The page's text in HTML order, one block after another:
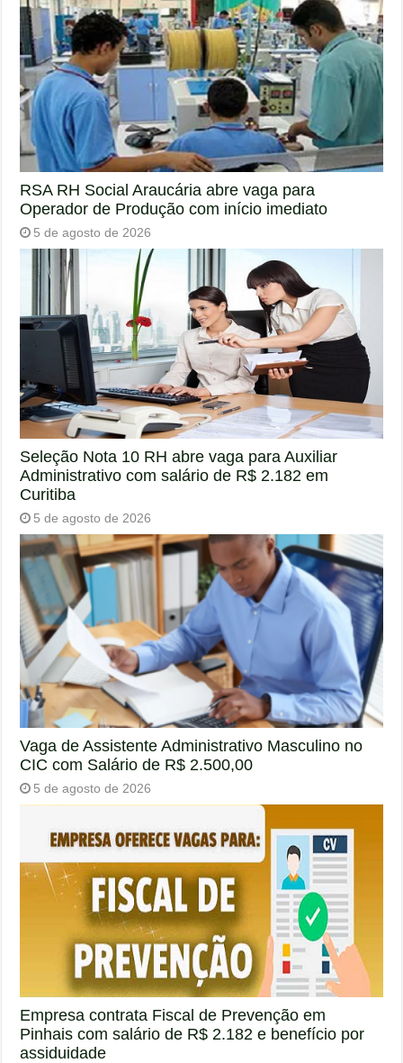
RSA RH Social Araucária abre vaga para
Operador de Produção com início imediato
5 de agosto de 2026
Seleção Nota 10 RH abre vaga para Auxiliar
Administrativo com salário de R$ 2.182 em
Curitiba
5 de agosto de 2026
Vaga de Assistente Administrativo Masculino no
CIC com Salário de R$ 2.500,00
5 de agosto de 2026
Empresa contrata Fiscal de Prevenção em
Pinhais com salário de R$ 2.182 e benefício por
assiduidade